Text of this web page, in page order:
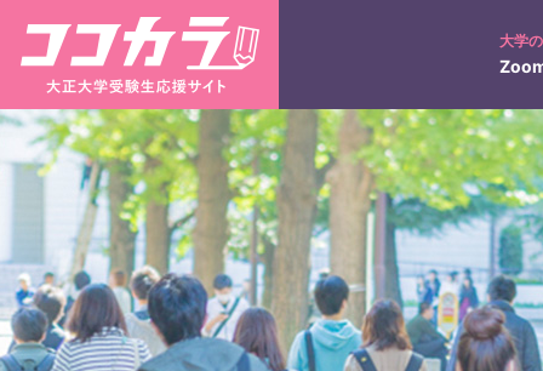
大学
3分で分かる！大正大学
学びの特徴
キャンパス紹介 キ
大正コネクト
入試のポイント
入試日程
ネット出願について
入学検定料の返還につい